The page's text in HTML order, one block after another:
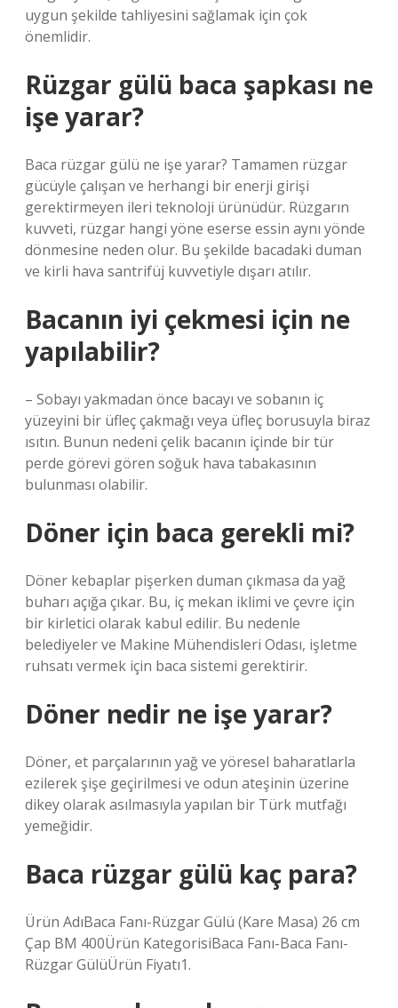
uygun şekilde tahliyesini sağlamak için çok
önemlidir.
Rüzgar gülü baca şapkası ne
işe yarar?
Baca rüzgar gülü ne işe yarar? Tamamen rüzgar
gücüyle çalışan ve herhangi bir enerji girişi
gerektirmeyen ileri teknoloji ürünüdür. Rüzgarın
kuvveti, rüzgar hangi yöne eserse essin aynı yönde
dönmesine neden olur. Bu şekilde bacadaki duman
ve kirli hava santrifüj kuvvetiyle dışarı atılır.
Bacanın iyi çekmesi için ne
yapılabilir?
– Sobayı yakmadan önce bacayı ve sobanın iç
yüzeyini bir üfleç çakmağı veya üfleç borusuyla biraz
ısıtın. Bunun nedeni çelik bacanın içinde bir tür
perde görevi gören soğuk hava tabakasının
bulunması olabilir.
Döner için baca gerekli mi?
Döner kebaplar pişerken duman çıkmasa da yağ
buharı açığa çıkar. Bu, iç mekan iklimi ve çevre için
bir kirletici olarak kabul edilir. Bu nedenle
belediyeler ve Makine Mühendisleri Odası, işletme
ruhsatı vermek için baca sistemi gerektirir.
Döner nedir ne işe yarar?
Döner, et parçalarının yağ ve yöresel baharatlarla
ezilerek şişe geçirilmesi ve odun ateşinin üzerine
dikey olarak asılmasıyla yapılan bir Türk mutfağı
yemeğidir.
Baca rüzgar gülü kaç para?
Ürün AdıBaca Fanı-Rüzgar Gülü (Kare Masa) 26 cm
Çap BM 400Ürün KategorisiBaca Fanı-Baca Fanı-
Rüzgar GülüÜrün Fiyatı1.